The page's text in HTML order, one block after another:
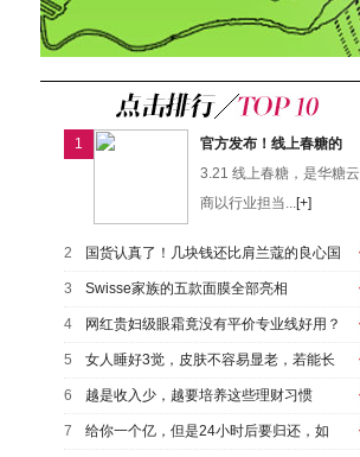
1
官方发布！线上春糖的
3.21 线上春糖，是华糖云
商以行业担当...[+]
2 国货认真了！几块钱还比肩兰蔻的良心国
3 Swisse家族的五款面膜全部亮相
4 网红贵妇级眼霜竟没有平价专业线好用？
5 女人睡好3觉，皮肤不容易显老，若能长
6 越是收入少，越要培养这些理财习惯
7 给你一个亿，但是24小时后要归还，如